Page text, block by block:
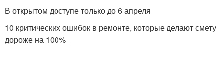
В открытом доступе только до 6 апреля
10 критических ошибок в ремонте, которые делают смету
дороже на 100%